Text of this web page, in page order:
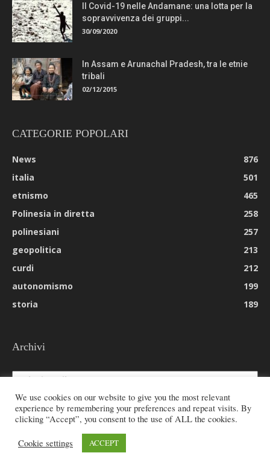
Il Covid-19 nelle Andamane: una lotta per la
sopravvivenza dei gruppi...
30/09/2020
In Assam e Arunachal Pradesh, tra le etnie
tribali
02/12/2015
CATEGORIE POPOLARI
News
876
italia
501
etnismo
465
Polinesia in diretta
258
polinesiani
257
geopolitica
213
curdi
212
autonomismo
199
storia
189
Archivi
Archivi
© 2026 All rights reserved - Etnie -
We use cookies on our website to give you the most relevant
experience by remembering your preferences and repeat visits. By
clicking “Accept”, you consent to the use of ALL the cookies.
Cookie settings ACCEPT